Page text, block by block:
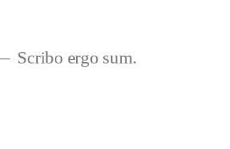
Scribo ergo sum.